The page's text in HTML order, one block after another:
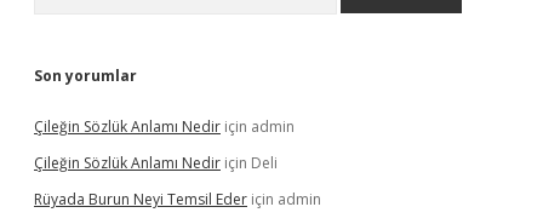
Son yorumlar
Çileğin Sözlük Anlamı Nedir için admin
Çileğin Sözlük Anlamı Nedir için Deli
Rüyada Burun Neyi Temsil Eder için admin